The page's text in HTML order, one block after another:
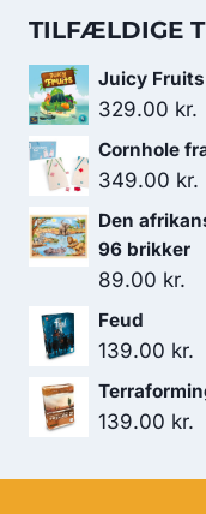
TILFÆLDIGE
Juicy
329.00 kr.
Cornhole
349.00 kr.
Den
96 brikker
89.00 kr.
Feud
139.00 kr.
139.00 kr.